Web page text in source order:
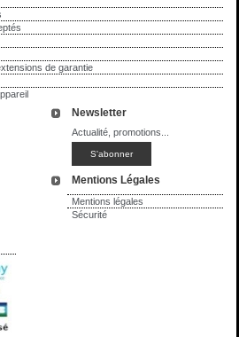
de garantie
Newsletter
Actualité, promotions...
Mentions Légales
Mentions légales
Sécurité